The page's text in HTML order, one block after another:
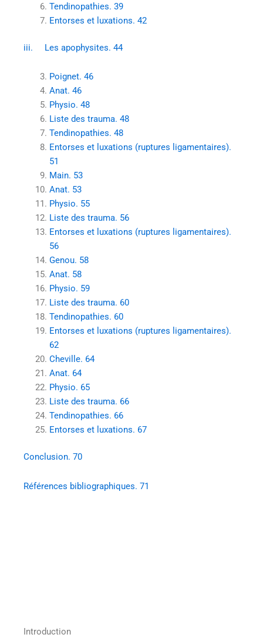
Tendinopathies. 39
Entorses et luxations. 42
iii. Les apophysites. 44
Poignet. 46
Anat. 46
Physio. 48
Liste des trauma. 48
Tendinopathies. 48
Entorses et luxations (ruptures ligamentaires).
51
Main. 53
Anat. 53
Physio. 55
Liste des trauma. 56
Entorses et luxations (ruptures ligamentaires).
56
Genou. 58
Anat. 58
Physio. 59
Liste des trauma. 60
Tendinopathies. 60
Entorses et luxations (ruptures ligamentaires).
62
Cheville. 64
Anat. 64
Physio. 65
Liste des trauma. 66
Tendinopathies. 66
Entorses et luxations. 67
Conclusion. 70
Références bibliographiques. 71
Introduction